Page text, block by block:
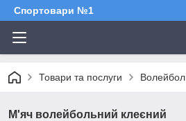
Спортовари №1
Товари та послуги Волейбол
М'яч волейбольний клеєний